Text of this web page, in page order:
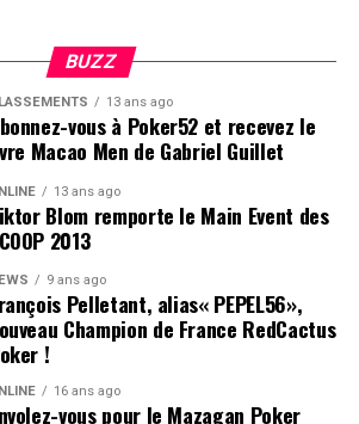
Logghe au centre
BUZZ
13 ans ago
vous à Poker52 et recevez le
Macao Men de Gabriel Guillet
13 ans ago
Blom remporte le Main Event des
2013
9 ans ago
Pelletant, alias« PEPEL56»,
Champion de France RedCactus
!
16 ans ago
vous pour le Mazagan Poker